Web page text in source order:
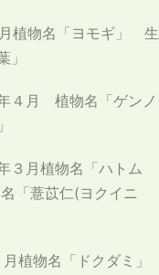
植物名「ヨモギ」 生
」
４月 植物名「ゲンノ
３月植物名「ハトム
「薏苡仁(ヨクイニ
植物名「ドクダミ」